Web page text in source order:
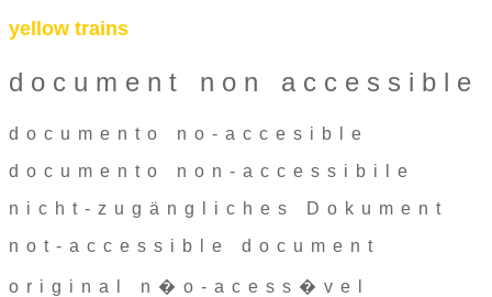
yellow trains
document non accessible
documento no-accesible
documento non-accessibile
nicht-zugängliches Dokument
not-accessible document
original n�o-acess�vel